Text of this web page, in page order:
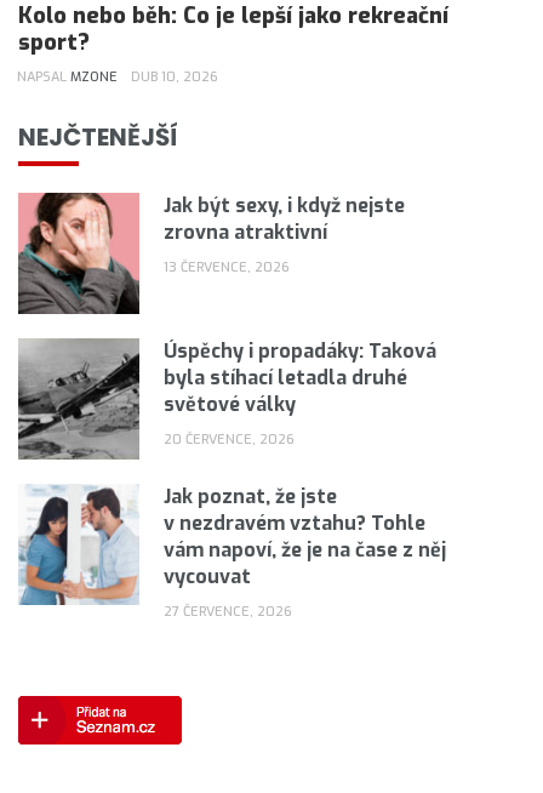
Kolo nebo běh: Co je lepší jako rekreační
sport?
NAPSAL MZONE DUB 10, 2026
NEJČTENĚJŠÍ
Jak být sexy, i když nejste
zrovna atraktivní
13 ČERVENCE, 2026
Úspěchy i propadáky: Taková
byla stíhací letadla druhé
světové války
20 ČERVENCE, 2026
Jak poznat, že jste
v nezdravém vztahu? Tohle
vám napoví, že je na čase z něj
vycouvat
27 ČERVENCE, 2026